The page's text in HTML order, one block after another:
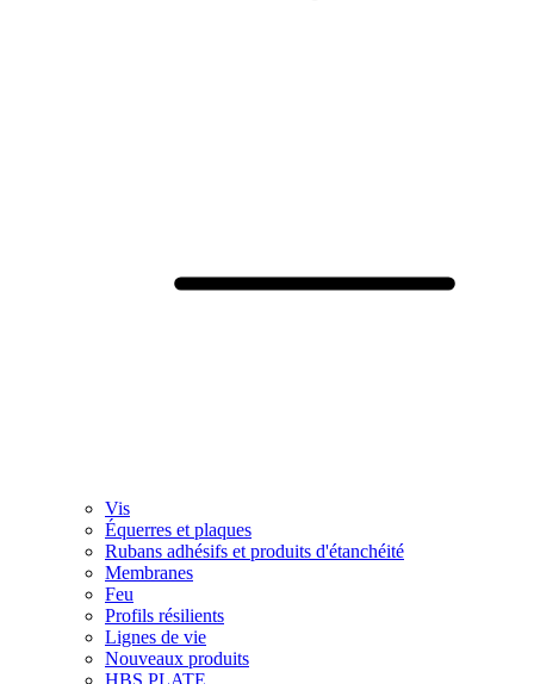
Vis
Équerres et plaques
Rubans adhésifs et produits d'étanchéité
Membranes
Feu
Profils résilients
Lignes de vie
Nouveaux produits
HBS PLATE